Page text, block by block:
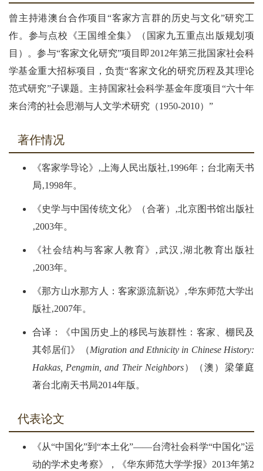
曾主持港澳台合作项目“客家方言群的历史与文化”研究工
作。参与点校《王国维全集》（国家九五重点出版规划项
目）。参与“客家文化研究”项目即2012年第三批国家社会科
学基金重大招标项目，负责“客家文化的研究历程及其理论
范式研究”子课题。主持国家社会科学基金年度项目“六十年
来台湾的社会思潮与人文学术研究（1950-2010）”
著作情况
《客家学导论》‚上海人民出版社‚1996年；台北南天书
局‚1998年。
《史学与中国传统文化》（合著）‚北京图书馆出版社
‚2003年。
《社会结构与客家人教育》‚武汉‚湖北教育出版社
‚2003年。
《那方山水那方人：客家源流新说》‚华东师范大学出
版社‚2007年。
合译：《中国历史上的移民与族群性：客家、棚民及
其邻居们》（Migration and Ethnicity in Chinese History:
Hakkas, Pengmin, and Their Neighbors）（澳）梁肇庭
著台北南天书局2014年版。
代表论文
《从“中国化”到“本土化”――台湾社会科学“中国化”运
动的学术史考察》，《华东师范大学学报》2013年第2